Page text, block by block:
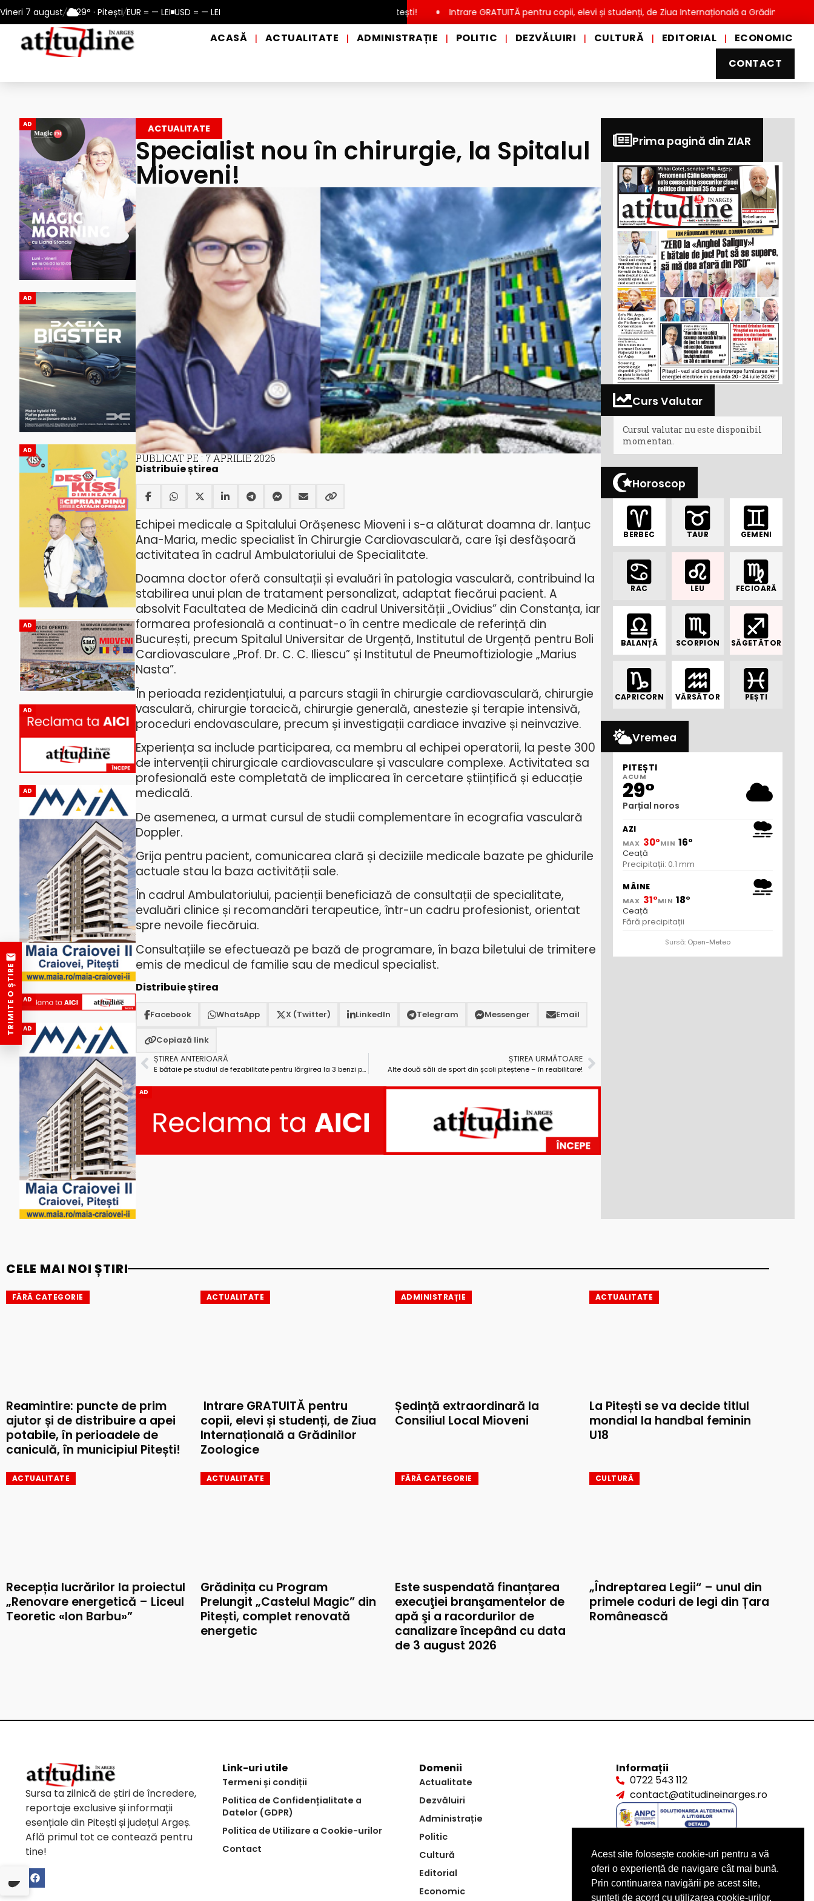
Vineri 7 august/ 29° · Pitești/EUR = — LEI USD = — LEI
ajutor și de distribuire a apei potabile, în perioadele de caniculă, în municipiul Pitești! Intrare GRATUITĂ pentru copii, elevi și studenți, de Ziua Internațională a Grădinilor Zoologice
ACASĂ | ACTUALITATE | ADMINISTRAȚIE | POLITIC | DEZVĂLUIRI | CULTURĂ | EDITORIAL |
ECONOMIC
CONTACT
AD
AD
AD
AD
AD
AD
AD
AD
ACTUALITATE
Specialist nou în chirurgie, la Spitalul
Mioveni!
PUBLICAT PE : 7 APRILIE 2026
Distribuie știrea
Echipei medicale a Spitalului Orășenesc Mioveni i s-a alăturat doamna dr. Ianțuc
Ana-Maria, medic specialist în Chirurgie Cardiovasculară, care își desfășoară
activitatea în cadrul Ambulatoriului de Specialitate.
Doamna doctor oferă consultații și evaluări în patologia vasculară, contribuind la
stabilirea unui plan de tratament personalizat, adaptat fiecărui pacient. A
absolvit Facultatea de Medicină din cadrul Universității „Ovidius” din Constanța, iar
formarea profesională a continuat-o în centre medicale de referință din
București, precum Spitalul Universitar de Urgență, Institutul de Urgență pentru Boli
Cardiovasculare „Prof. Dr. C. C. Iliescu” și Institutul de Pneumoftiziologie „Marius
Nasta”.
În perioada rezidențiatului, a parcurs stagii în chirurgie cardiovasculară, chirurgie
vasculară, chirurgie toracică, chirurgie generală, anestezie și terapie intensivă,
proceduri endovasculare, precum și investigații cardiace invazive și neinvazive.
Experiența sa include participarea, ca membru al echipei operatorii, la peste 300
de intervenții chirurgicale cardiovasculare și vasculare complexe. Activitatea sa
profesională este completată de implicarea în cercetare științifică și educație
medicală.
De asemenea, a urmat cursul de studii complementare în ecografia vasculară
Doppler.
Grija pentru pacient, comunicarea clară și deciziile medicale bazate pe ghidurile
actuale stau la baza activității sale.
În cadrul Ambulatoriului, pacienții beneficiază de consultații de specialitate,
evaluări clinice și recomandări terapeutice, într-un cadru profesionist, orientat
spre nevoile fiecăruia.
Consultațiile se efectuează pe bază de programare, în baza biletului de trimitere
emis de medicul de familie sau de medicul specialist.
Distribuie știrea
Facebook WhatsApp X (Twitter) LinkedIn Telegram Messenger Email
Copiază link
ȘTIREA ANTERIOARĂ
E bătaie pe studiul de fezabilitate pentru lărgirea la 3 benzi pe sens a Autostrăzii București – Pitești
ȘTIREA URMĂTOARE
Alte două săli de sport din școli piteștene – în reabilitare!
AD
Prima pagină din ZIAR
Curs Valutar
Cursul valutar nu este disponibil
momentan.
Horoscop
BERBEC TAUR GEMENI
RAC LEU FECIOARĂ
BALANȚĂ SCORPION SĂGETĂTOR
CAPRICORN VĂRSĂTOR PEȘTI
Vremea
PITEȘTI
ACUM
29°
Parțial noros
AZI
MAX 30°MIN 16°
Ceață
Precipitații: 0.1 mm
MÂINE
MAX 31°MIN 18°
Ceață
Fără precipitații
Sursă: Open-Meteo
CELE MAI NOI ȘTIRI
FĂRĂ CATEGORIE
Reamintire: puncte de prim
ajutor și de distribuire a apei
potabile, în perioadele de
caniculă, în municipiul Pitești!
ACTUALITATE
Intrare GRATUITĂ pentru
copii, elevi și studenți, de Ziua
Internațională a Grădinilor
Zoologice
ADMINISTRAȚIE
Ședință extraordinară la
Consiliul Local Mioveni
ACTUALITATE
La Pitești se va decide titlul
mondial la handbal feminin
U18
ACTUALITATE
Recepția lucrărilor la proiectul
„Renovare energetică – Liceul
Teoretic «Ion Barbu»”
ACTUALITATE
Grădinița cu Program
Prelungit „Castelul Magic” din
Pitești, complet renovată
energetic
FĂRĂ CATEGORIE
Este suspendată finanțarea
execuţiei branşamentelor de
apă şi a racordurilor de
canalizare începând cu data
de 3 august 2026
CULTURĂ
„Îndreptarea Legii“ – unul din
primele coduri de legi din Țara
Românească
Sursa ta zilnică de știri de încredere,
reportaje exclusive și informații
esențiale din Pitești și județul Argeș.
Află primul tot ce contează pentru
tine!
Link-uri utile
Termeni și condiții
Politica de Confidențialitate a
Datelor (GDPR)
Politica de Utilizare a Cookie-urilor
Contact
Domenii
Actualitate
Dezvăluiri
Administrație
Politic
Cultură
Editorial
Economic
Informații
0722 543 112
contact@atitudineinarges.ro
TRIMITE O ȘTIRE
Acest site folosește cookie-uri pentru a vă
oferi o experiență de navigare cât mai bună.
Prin continuarea navigării pe acest site,
sunteți de acord cu utilizarea cookie-urilor.